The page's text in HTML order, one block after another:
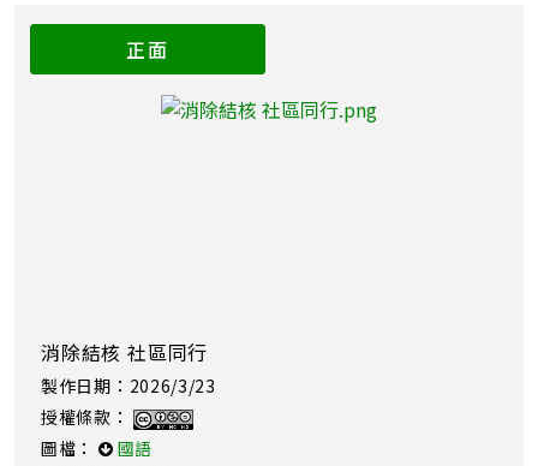
正面
消除結核 社區同行
製作日期：2026/3/23
授權條款：
圖檔：
國語